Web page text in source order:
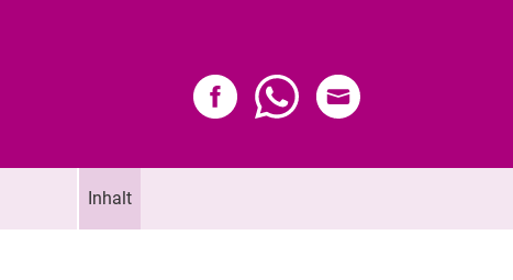
Inhalt